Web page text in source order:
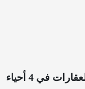
بدء استقبال المستندات الثبوتية للعقارات في 4 أحياء